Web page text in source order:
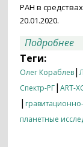
РАН в
20.01.2020.
Подробнее
Теги:
Олег Кораблев|
Спектр-РГ|ART-
|
планетные